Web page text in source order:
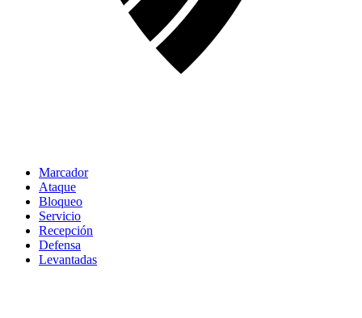
Marcador
Ataque
Bloqueo
Servicio
Recepción
Defensa
Levantadas